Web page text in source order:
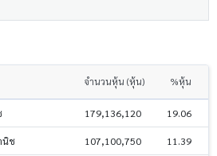
จำนวนหุ้น (หุ้น) %หุ้น
179,136,120 19.06
นิช 107,100,750 11.39